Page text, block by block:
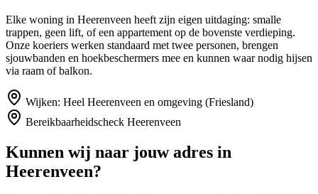
Elke woning in Heerenveen heeft zijn eigen uitdaging: smalle
trappen, geen lift, of een appartement op de bovenste verdieping.
Onze koeriers werken standaard met twee personen, brengen
sjouwbanden en hoekbeschermers mee en kunnen waar nodig hijsen
via raam of balkon.
Wijken: Heel Heerenveen en omgeving (Friesland)
Bereikbaarheidscheck Heerenveen
Kunnen wij naar jouw adres in
Heerenveen?